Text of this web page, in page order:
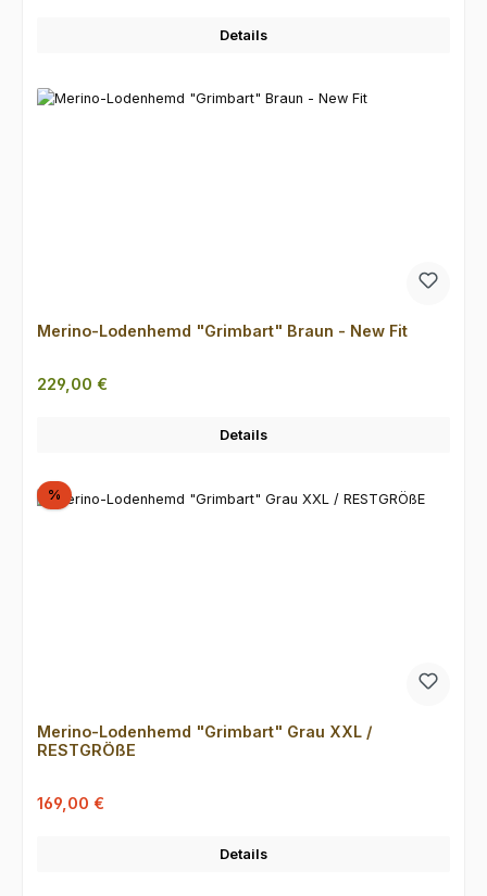
Details
Merino-Lodenhemd "Grimbart" Braun - New Fit
Regulärer Preis:
229,00 €
Details
%Rabatt
Merino-Lodenhemd "Grimbart" Grau XXL /
RESTGRÖßE
Verkaufspreis:
169,00 €
Details